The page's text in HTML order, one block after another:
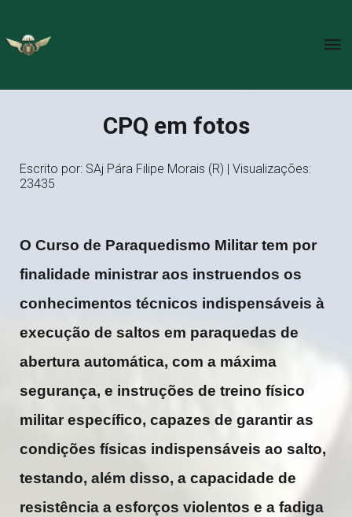
CPQ em fotos
Escrito por: SAj Pára Filipe Morais (R) | Visualizações:
23435
O Curso de Paraquedismo Militar tem por
finalidade ministrar aos instruendos os
conhecimentos técnicos indispensáveis à
execução de saltos em paraquedas de
abertura automática, com a máxima
segurança, e instruções de treino físico
militar específico, capazes de garantir as
condições físicas indispensáveis ao salto,
testando, além disso, a capacidade de
resistência a esforços violentos e a fadiga